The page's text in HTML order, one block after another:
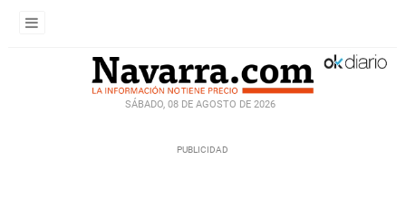
SÁBADO, 08 DE AGOSTO DE 2026